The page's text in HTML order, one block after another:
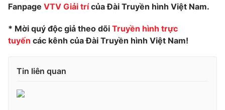
VTV Sức khoẻ Bất động sản
Thị trường 24h
Fanpage VTV Giải trícủa Đài Truyền hình Việt Nam.
* Mời quý độc giả theo dõi Truyền hình trực
tuyến các kênh của Đài Truyền hình Việt Nam!
Tin liên quan